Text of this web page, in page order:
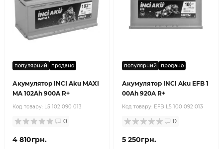
популярний продано
Акумулятор INCI Aku MAXI
MA 102Ah 900A R+
Код товару: L5 102 090 013
0
4 810грн.
популярний продано
Акумулятор INCI Aku EFB 1
00Ah 920A R+
Код товару: EFB L5 100 092 013
0
5 250грн.